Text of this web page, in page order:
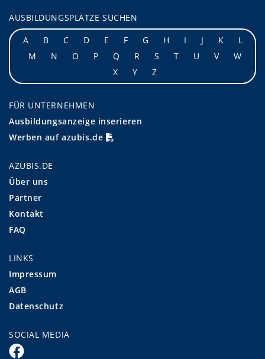
AUSBILDUNGSPLÄTZE SUCHEN
A
B C D E F G H I J K
L
M
N O P Q R S T U V
W
X
Y Z
FÜR UNTERNEHMEN
Ausbildungsanzeige inserieren
Werben auf azubis.de
AZUBIS.DE
Über uns
Partner
Kontakt
FAQ
LINKS
Impressum
AGB
Datenschutz
SOCIAL MEDIA